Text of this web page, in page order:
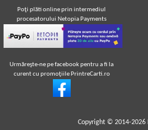
Poţi plăti online prin intermediul
procesatorului Netopia Payments
Urmăreşte-ne pe facebook pentru a fi la
curent cu promoţiile PrintreCarti.ro
Copyright © 2014-2026